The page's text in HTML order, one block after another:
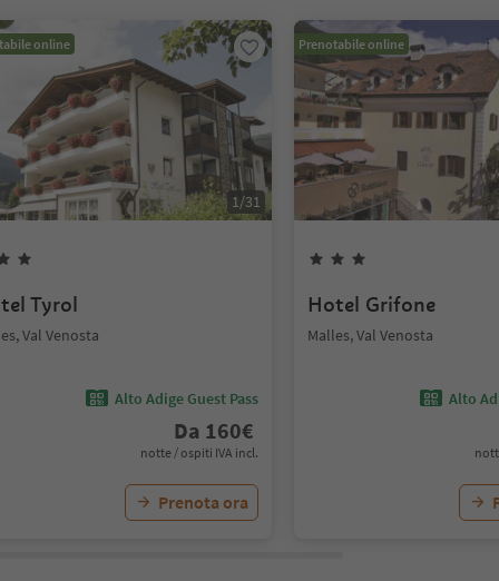
online
1/31
Tyrol
Val Venosta
Alto Adige Guest Pass
Da 160€
notte / ospiti IVA incl.
Prenota ora
Prenotabile online
Hotel Grifone
Malles, Val Venosta
Alto